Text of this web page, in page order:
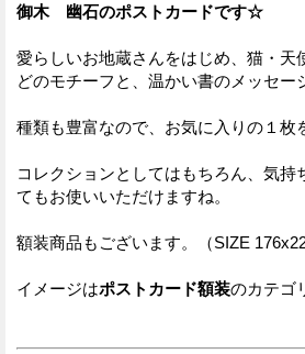
御木 幽石のポストカードです☆
愛らしいお地蔵さんをはじめ、猫・天
どのモチーフと、温かい書のメッセー
種類も豊富なので、お気に入りの１
コレクションとしてはもちろん、気持
てもお使いいただけますね。
額装商品もございます。（SIZE
イメージはポストカード額装のカテゴ